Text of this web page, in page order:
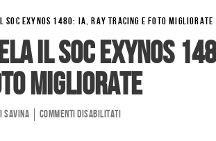
SOC EXYNOS 1480: IA, RAY TRACING E FOTO MIGLIORATE
il SoC Exynos
migliorate
Commenti disabilitati